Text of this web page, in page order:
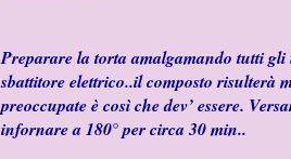
Preparare la torta amalgamando tutti
sbattitore elettrico..il composto risulterà
preoccupate è così che dev’ essere.
infornare a 180° per circa 30 min..